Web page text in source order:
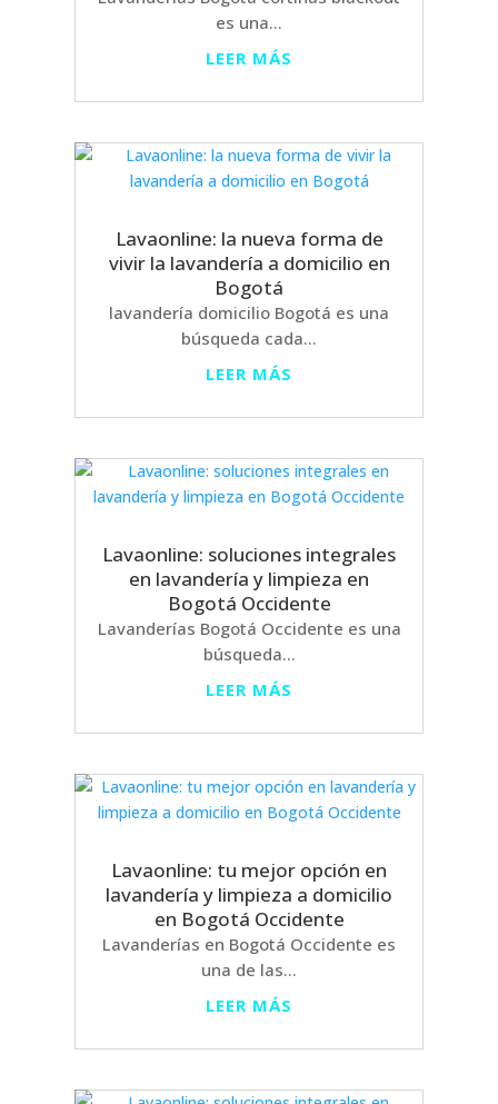
es una...
LEER MÁS
Lavaonline: la nueva forma de
vivir la lavandería a domicilio en
Bogotá
lavandería domicilio Bogotá es una
búsqueda cada...
LEER MÁS
Lavaonline: soluciones integrales
en lavandería y limpieza en
Bogotá Occidente
Lavanderías Bogotá Occidente es una
búsqueda...
LEER MÁS
Lavaonline: tu mejor opción en
lavandería y limpieza a domicilio
en Bogotá Occidente
Lavanderías en Bogotá Occidente es
una de las...
LEER MÁS